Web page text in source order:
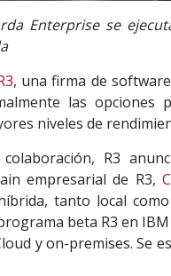
Enterprise se
, una firma de
las opciones
niveles de
R3
empresarial de R3,
tanto local
beta R3 en
y on-premises. Se